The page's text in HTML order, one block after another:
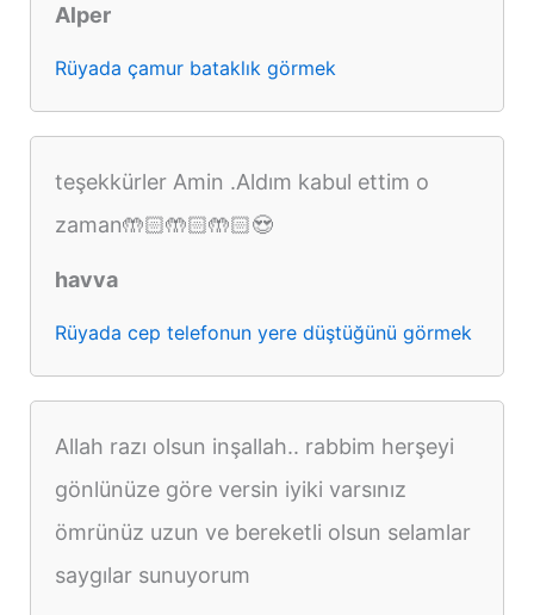
Alper
Rüyada çamur bataklık görmek
teşekkürler Amin .Aldım kabul ettim o
zaman🤲🏻🤲🏻🤲🏻😍
havva
Rüyada cep telefonun yere düştüğünü görmek
Allah razı olsun inşallah.. rabbim herşeyi
gönlünüze göre versin iyiki varsınız
ömrünüz uzun ve bereketli olsun selamlar
saygılar sunuyorum